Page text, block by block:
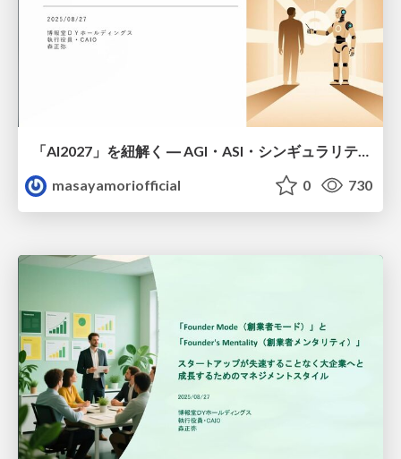
「AI2027」を紐解く ― AGI・ASI・シンギュラリティ
masayamoriofficial
0 730